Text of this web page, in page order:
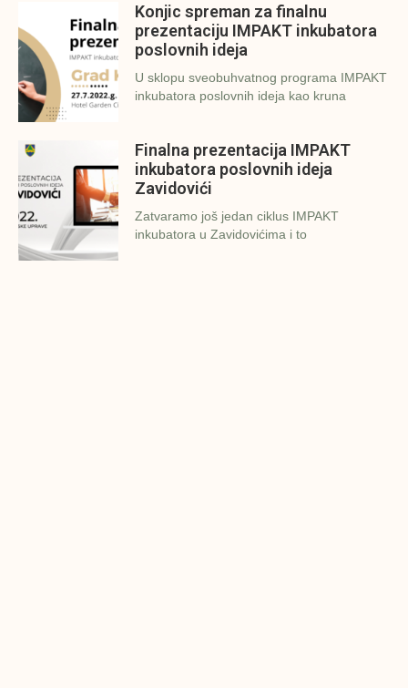
Konjic spreman za finalnu
prezentaciju IMPAKT inkubatora
poslovnih ideja
U sklopu sveobuhvatnog programa IMPAKT
inkubatora poslovnih ideja kao kruna
Finalna prezentacija IMPAKT
inkubatora poslovnih ideja
Zavidovići
Zatvaramo još jedan ciklus IMPAKT
inkubatora u Zavidovićima i to